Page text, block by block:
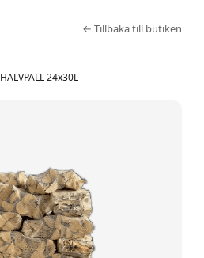
← Tillbaka till butiken
HALVPALL 24x30L